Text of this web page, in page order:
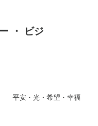
・ ビジ
平安・光・希望・幸福